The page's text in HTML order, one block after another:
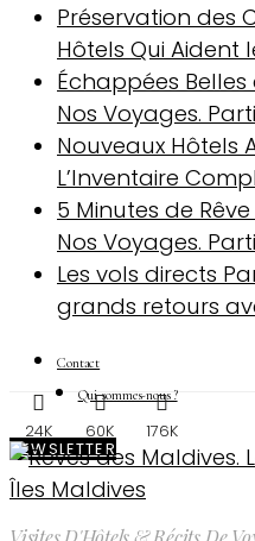
Préservation des
Hôtels Qui Aident
Échappées
Nos Voyages.
Nouveaux Hôtels
L’Inventaire
5 Minutes de
Nos Voyages.
Les vols directs
grands retours
Contact
Qui sommes-nous ?
NEWSLETTER
24K 60K 176K